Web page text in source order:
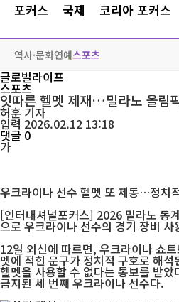
포커스 국제 코리아 포커스
역사·문화연예스포츠
글로벌라이프
스포츠
잇따른 헬멧 제재…밀라노 올림
허훈기자
입력 2026.02.12 13:18
댓글 0
가
우크라이나 선수 헬멧 또 제동…정치
[인터내셔널포커스] 2026 밀라노 동
으로 우크라이나 선수의 경기 장비
12일 외신에 따르면, 우크라이나 쇼
멧에 적힌 문구가 정치적 구호로 해
헬멧을 사용할 수 없다는 통보를 받
금지된 세 번째 우크라이나 선수다.